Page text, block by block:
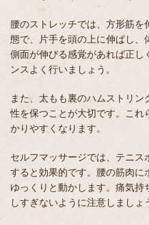
腰のストレッチでは、方形筋
態で、片手を頭の上に伸ばし
側面が伸びる感覚があれば正し
ンスよく行いましょう。
また、太もも裏のハムストリ
性を保つことが大切です。こ
かりやすくなります。
セルフマッサージでは、テニス
すると効果的です。腰の筋肉に
ゆっくりと動かします。痛気
しすぎないように注意しましょ